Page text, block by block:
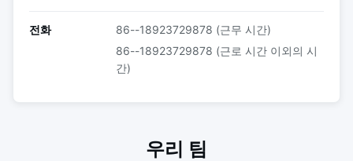
전화
86--18923729878 (근무 시간)
86--18923729878 (근로 시간 이외의 시
간)
우리 팀